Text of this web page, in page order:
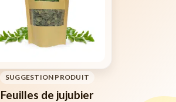
SUGGESTION PRODUIT
Feuilles de jujubier